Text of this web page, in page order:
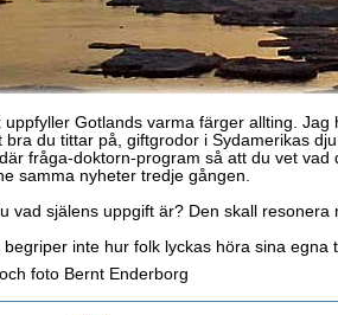
uppfyller Gotlands varma färger allting. Jag
bra du tittar på, giftgrodor i Sydamerikas
fråga-doktorn-program så att du vet vad
samma nyheter tredje gången.
vad själens uppgift är? Den skall resonera
begriper inte hur folk lyckas höra sina egna
foto Bernt Enderborg